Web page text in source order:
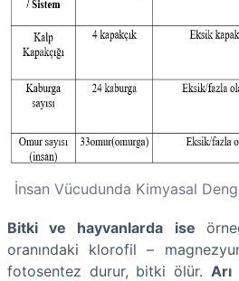
İnsan Vücudunda Kimyasal
Bitki ve hayvanlarda ise
oranındaki klorofil –
fotosentez durur, bitki ölür. Arı